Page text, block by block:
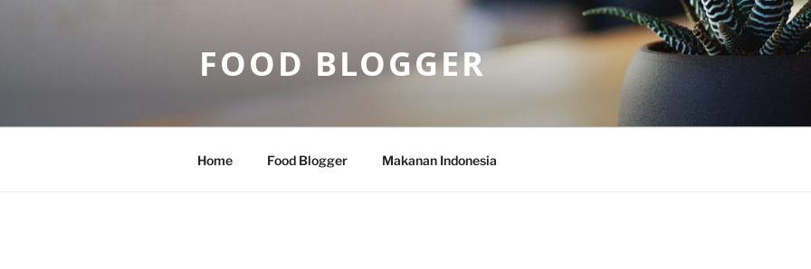
FOOD BLOGGER
Home Food Blogger Makanan Indonesia